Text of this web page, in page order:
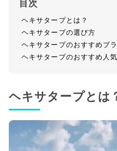
目次
ヘキサタープとは？
ヘキサタープの選び方
ヘキサタープのおすすめブ
ヘキサタープのおすすめ
ヘキサタープとは